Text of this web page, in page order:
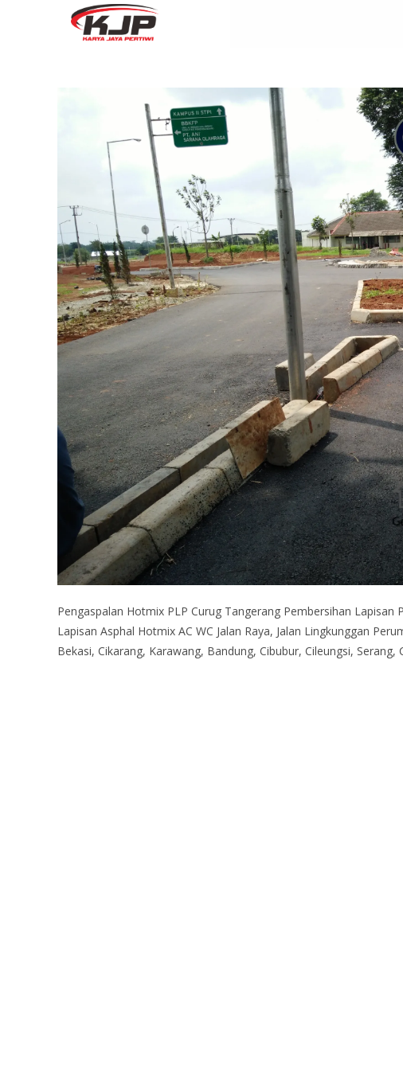
Pengaspalan Hotmix PLP Curug Tangerang Pembersihan
Lapisan Asphal Hotmix AC WC Jalan Raya, Jalan Lingkunggan
Bekasi, Cikarang, Karawang, Bandung, Cibubur, Cileungsi, Serang,